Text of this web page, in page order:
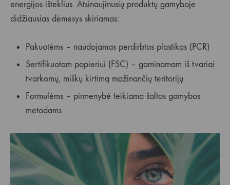
energijos išteklius. Atsinaujinusių produktų gamyboje
didžiausias dėmesys skiriamas:
Pakuotėms – naudojamas perdirbtas plastikas (PCR)
Sertifikuotam popieriui (FSC) – gaminamam iš tvariai
tvarkomų, miškų kirtimą mažinančių teritorijų
Formulėms – pirmenybė teikiama šaltos gamybos
metodams